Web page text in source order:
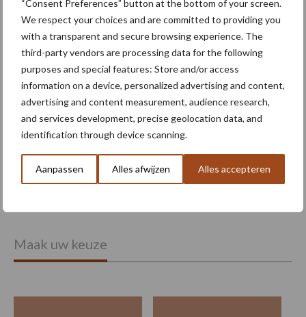
“Consent Preferences” button at the bottom of your screen.
We respect your choices and are committed to providing you
with a transparent and secure browsing experience. The
third-party vendors are processing data for the following
purposes and special features: Store and/or access
information on a device, personalized advertising and content,
advertising and content measurement, audience research,
and services development, precise geolocation data, and
identification through device scanning.
Aanpassen Alles afwijzen Alles accepteren
gedragen pootcombinatie
van AVR
Provincie Antwerpen breidt
onttrekkingsverbod uit:
geen water meer
oppompen uit onbevaarbare
waterlopen
Maak uw keuze